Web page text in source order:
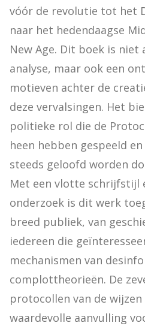
vóór de revolutie tot het
naar het hedendaagse
New Age. Dit boek is niet
analyse, maar ook een
motieven achter de
deze vervalsingen. Het
politieke rol die de
heen hebben gespeeld
steeds geloofd worden
Met een vlotte schrijfstijl
onderzoek is dit werk
breed publiek, van
iedereen die
mechanismen van
complottheorieën. De
protocollen van de wijzen
waardevolle aanvulling